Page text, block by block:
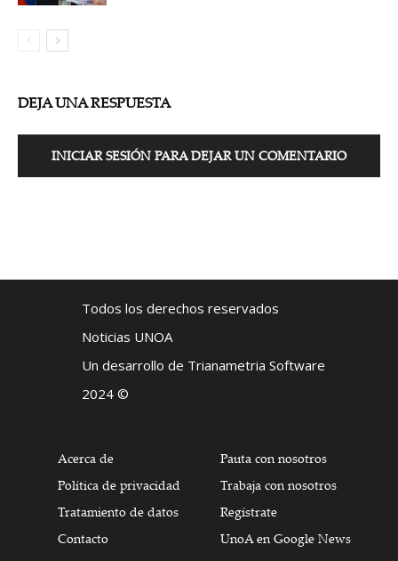
DEJA UNA RESPUESTA
INICIAR SESIÓN PARA DEJAR UN COMENTARIO
Todos los derechos reservados
Noticias UNOA
Un desarrollo de Trianametria Software
2024 ©
Acerca de
Política de privacidad
Tratamiento de datos
Contacto
Pauta con nosotros
Trabaja con nosotros
Regístrate
UnoA en Google News